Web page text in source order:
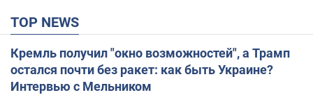
TOP NEWS
Кремль получил "окно возможностей", а Трамп
остался почти без ракет: как быть Украине?
Интервью с Мельником